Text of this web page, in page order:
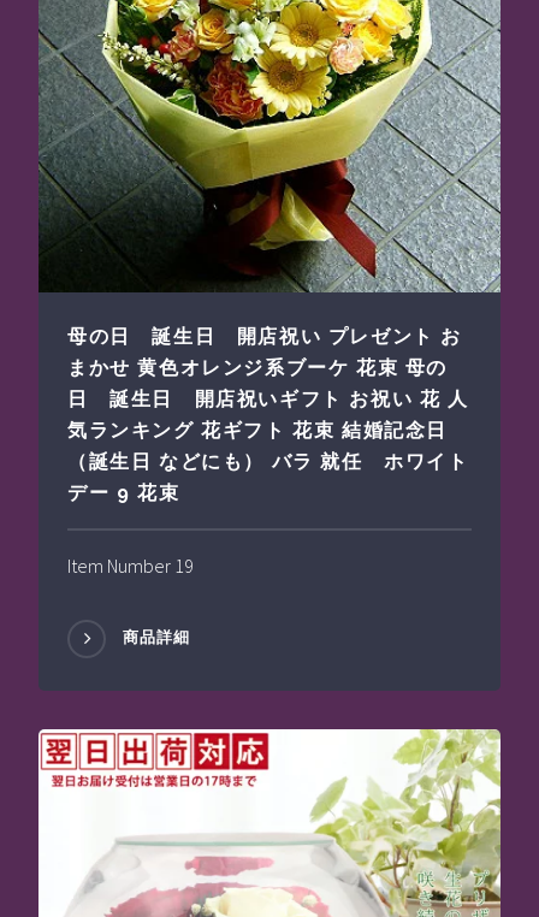
母の日 誕生日 開店祝い プレゼント お
まかせ 黄色オレンジ系ブーケ 花束 母の
日 誕生日 開店祝いギフト お祝い 花 人
気ランキング 花ギフト 花束 結婚記念日
（誕生日 などにも） バラ 就任 ホワイト
デー 9 花束
Item Number 19
商品詳細